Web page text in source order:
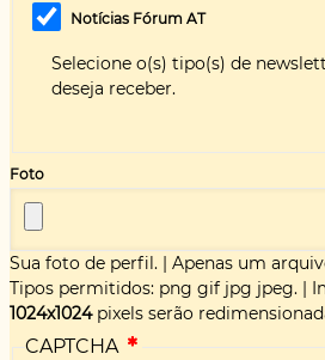
Notícias Fórum AT
Selecione o(s) tipo(s) de
deseja receber.
Foto
Sua foto de perfil. | Apenas um
Tipos permitidos: png gif jpg jpeg. |
1024x1024pixels serão
CAPTCHA